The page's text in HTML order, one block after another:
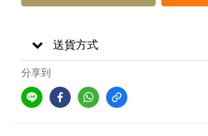
送貨方式
分享到